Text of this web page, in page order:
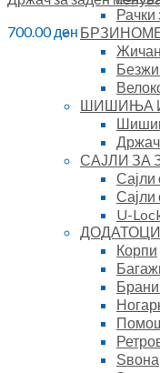
Рачки
ШИШИЊА
САЈЛИ ЗА
Сајли
Сајли
U-
Корпи
Ѕвона
700.00ден